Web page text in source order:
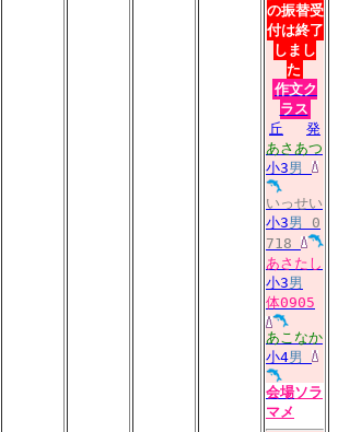
の振替受
付は終了
しまし
た
作文ク
ラス
丘
発
あさあつ
小3男
いっせい
小3男
0
718
あさたし
小3男
体0905
あこなか
小4男
会場ソラ
マメ